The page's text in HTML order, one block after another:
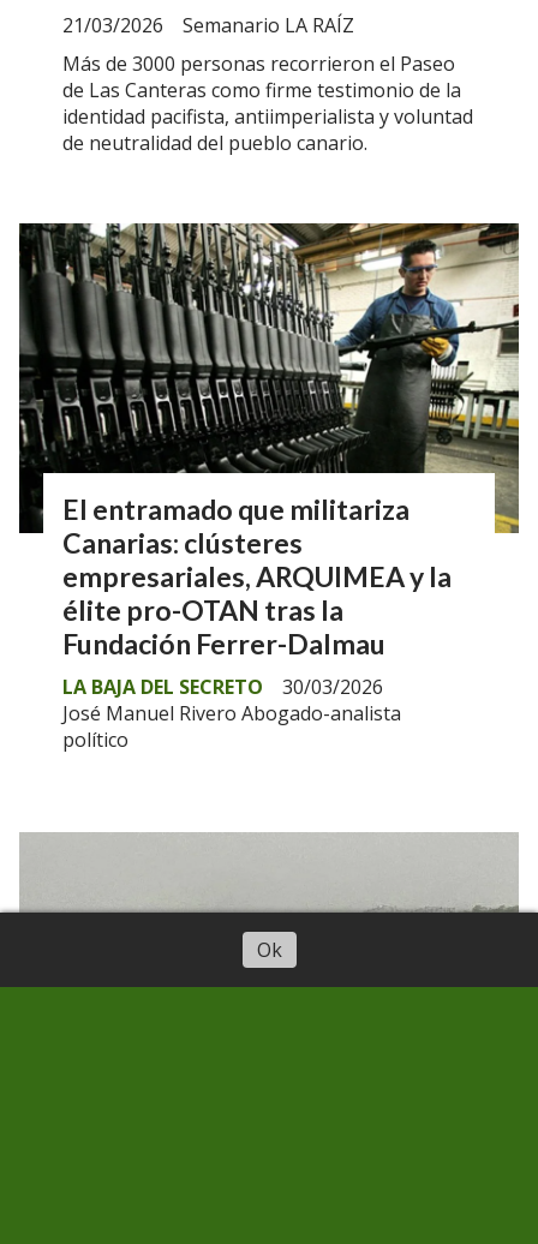
Semanario LA RAÍZ
21/03/2026
Más de 3000 personas recorrieron el Paseo
de Las Canteras como firme testimonio de la
identidad pacifista, antiimperialista y voluntad
de neutralidad del pueblo canario.
El entramado que militariza
Canarias: clústeres
empresariales, ARQUIMEA y la
élite pro-OTAN tras la
Fundación Ferrer-Dalmau
José Manuel Rivero Abogado-analista
político
LA BAJA DEL SECRETO 30/03/2026
Ok